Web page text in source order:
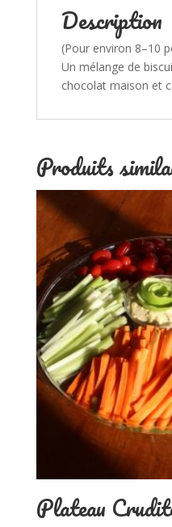
Description
(Pour environ 8–10
Un mélange de
chocolat maison et
Produits
Plateau